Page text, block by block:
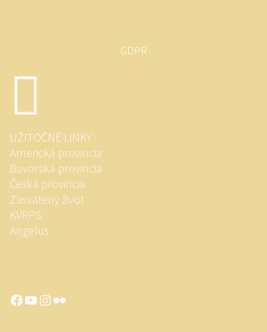
GDPR
UŽITOČNÉ LINKY
Americká provincia
Bavorská provincia
Česká provincia
Zasvätený život
KVRPS
Angelus
Facebook
YouTube
Instagram
Flickr